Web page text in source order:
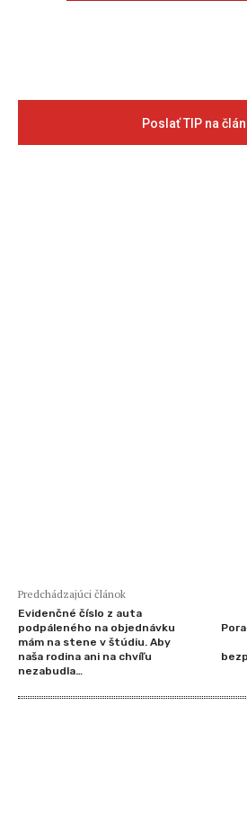
Poslať TIP na
Predchádzajúci článok
Evidenčné číslo z auta
podpáleného na objednávku
mám na stene v štúdiu. Aby
naša rodina ani na chvíľu
nezabudla…